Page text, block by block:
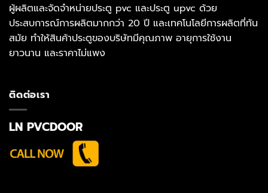
ผู้ผลิตและจัดจำหน่ายประตู pvc และประตู upvc ด้วย
ประสบการณ์การผลิตมากกว่า 20 ปี และเทคโนโลยีการผลิตที่ทัน
สมัย ทำให้สินค้าประตูของบริษัทมีคุณภาพ อายุการใช้งาน
ยาวนาน และราคาไม่แพง
ติดต่อเรา
LN PVCDOOR